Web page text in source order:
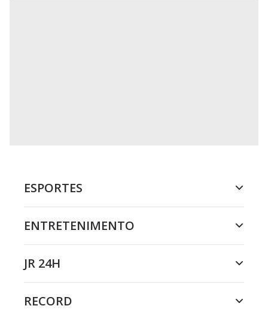
ESPORTES
ENTRETENIMENTO
JR 24H
RECORD